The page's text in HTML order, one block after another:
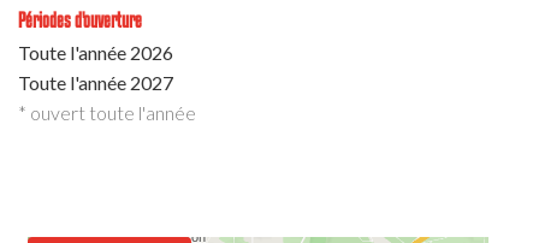
Périodes d'ouverture
Toute l'année 2026
Toute l'année 2027
* ouvert toute l'année